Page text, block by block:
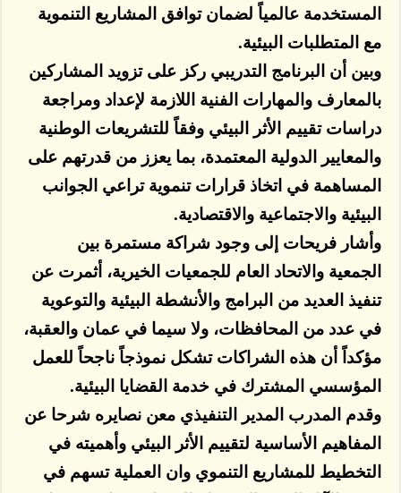
المستخدمة عالمياً لضمان توافق المشاريع التنموية
مع المتطلبات البيئية.
وبين أن البرنامج التدريبي ركز على تزويد المشاركين
بالمعارف والمهارات الفنية اللازمة لإعداد ومراجعة
دراسات تقييم الأثر البيئي وفقاً للتشريعات الوطنية
والمعايير الدولية المعتمدة، بما يعزز من قدرتهم على
المساهمة في اتخاذ قرارات تنموية تراعي الجوانب
البيئية والاجتماعية والاقتصادية.
وأشار فريحات إلى وجود شراكة مستمرة بين
الجمعية والاتحاد العام للجمعيات الخيرية، أثمرت عن
تنفيذ العديد من البرامج والأنشطة البيئية والتوعوية
في عدد من المحافظات، ولا سيما في عمان والعقبة،
مؤكداً أن هذه الشراكات تشكل نموذجاً ناجحاً للعمل
المؤسسي المشترك في خدمة القضايا البيئية.
وقدم المدرب المدير التنفيذي معن نصايره شرحا عن
المفاهيم الأساسية لتقييم الأثر البيئي وأهميته في
التخطيط للمشاريع التنموي وان العملية تسهم في